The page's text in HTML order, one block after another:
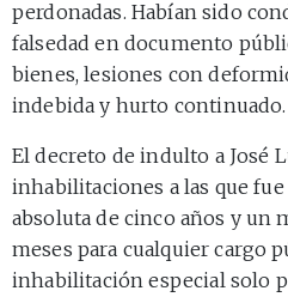
perdonadas. Habían sido
falsedad en documento
bienes, lesiones con
indebida y hurto continuado.
El decreto de indulto a José
inhabilitaciones a las que
absoluta de cinco años y un
meses para cualquier cargo
inhabilitación especial solo